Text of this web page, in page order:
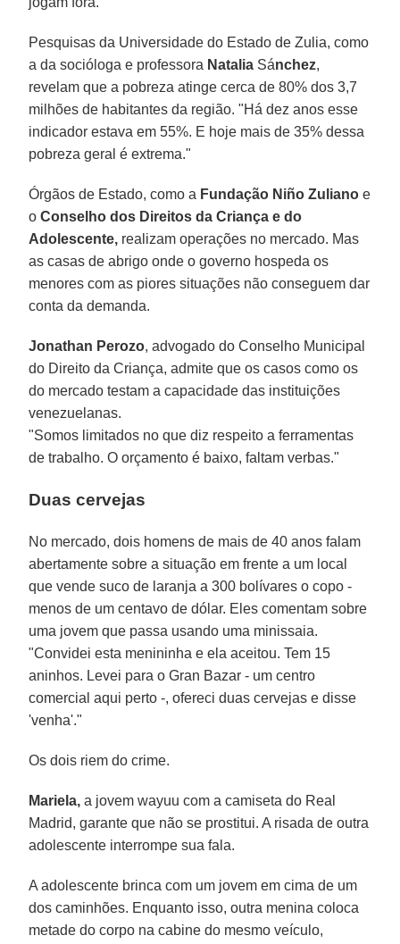
Pesquisas da Universidade do Estado de Zulia, como
a da socióloga e professora Natalia Sánchez,
revelam que a pobreza atinge cerca de 80% dos 3,7
milhões de habitantes da região. "Há dez anos esse
indicador estava em 55%. E hoje mais de 35% dessa
pobreza geral é extrema."
Órgãos de Estado, como a Fundação Niño Zuliano e
oConselho dos Direitos da Criança e do
Adolescente, realizam operações no mercado. Mas
as casas de abrigo onde o governo hospeda os
menores com as piores situações não conseguem dar
conta da demanda.
Jonathan Perozo, advogado do Conselho Municipal
do Direito da Criança, admite que os casos como os
do mercado testam a capacidade das instituições
venezuelanas.
"Somos limitados no que diz respeito a ferramentas
de trabalho. O orçamento é baixo, faltam verbas."
Duas cervejas
No mercado, dois homens de mais de 40 anos falam
abertamente sobre a situação em frente a um local
que vende suco de laranja a 300 bolívares o copo -
menos de um centavo de dólar. Eles comentam sobre
uma jovem que passa usando uma minissaia.
"Convidei esta menininha e ela aceitou. Tem 15
aninhos. Levei para o Gran Bazar - um centro
comercial aqui perto -, ofereci duas cervejas e disse
'venha'."
Os dois riem do crime.
Mariela, a jovem wayuu com a camiseta do Real
Madrid, garante que não se prostitui. A risada de outra
adolescente interrompe sua fala.
A adolescente brinca com um jovem em cima de um
dos caminhões. Enquanto isso, outra menina coloca
metade do corpo na cabine do mesmo veículo,